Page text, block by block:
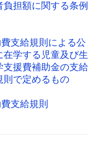
担額に関する条例
支給規則による公
学する児童及び生
支援費補助金の支給
則で定めるもの
支給規則